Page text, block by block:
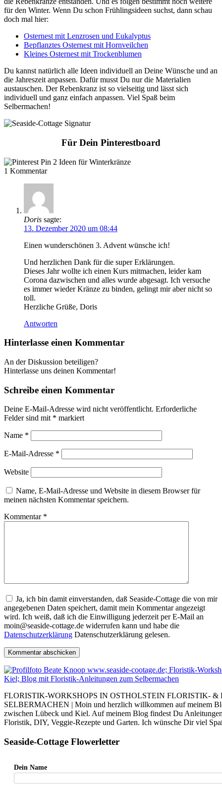
für den Winter. Wenn Du schon Frühlingsideen suchst, dann schau
doch mal hier:
Osternest mit Lenzrosen und Eukalyptus
Bepflanztes Osternest mit Hornveilchen
Kleines Osternest mit Trockenblumen
Du kannst natürlich alle Ideen individuell an Deine Wünsche und an
die Jahreszeit anpassen. Dafür musst Du nur die Materialien
austauschen. Der Rebenkranz ist so vielseitig und lässt sich
individuell und ganz einfach anpassen. Viel Spaß beim
Selbermachen!
Für Dein Pinterestboard
1 Kommentar
Doris sagte:
13. Dezember 2020 um 08:44
Einen wunderschönen 3. Advent wünsche ich!
Und herzlichen Dank für die super Erklärungen.
Dieses Jahr wollte ich einen Kurs mitmachen, leider kam
Corona dazwischen und alles wurde abgesagt. Ich versuche
es immer wieder Kränze zu binden, gelingt mir aber nicht so
toll.
Herzliche Grüße, Doris
Antworten
Hinterlasse einen Kommentar
An der Diskussion beteiligen?
Hinterlasse uns deinen Kommentar!
Schreibe einen Kommentar
Deine E-Mail-Adresse wird nicht veröffentlicht. Erforderliche
Felder sind mit * markiert
Name *
E-Mail-Adresse *
Website
Name, E-Mail-Adresse und Website in diesem Browser für
meinen nächsten Kommentar speichern.
Kommentar *
Ja, ich bin damit einverstanden, daß Seaside-Cottage die von mir
angegebenen Daten speichert, damit mein Kommentar angezeigt
wird. Ich weiß, daß ich die Einwilligung jederzeit per E-Mail an
moin@seaside-cottage.de widerrufen kann und habe die
Datenschutzerklärung Datenschutzerklärung gelesen.
FLORISTIK-WORKSHOPS IN OSTHOLSTEIN FLORISTIK-
SELBERMACHEN | Moin und herzlich willkommen auf meinem
zwischen Lübeck und Kiel. Auf meinem Blog findest Du
Floristik, DIY, Veggie-Rezepte und Garten. Ich wünsche Dir viel
Seaside-Cottage Flowerletter
Dein Name